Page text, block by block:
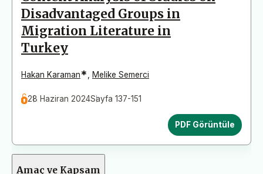
Disadvantaged Groups in
Migration Literature in
Turkey
Hakan Karaman* Melike Semerci
28 Haziran 2024Sayfa 137-151
PDF Görüntüle
Amaç ve Kapsam